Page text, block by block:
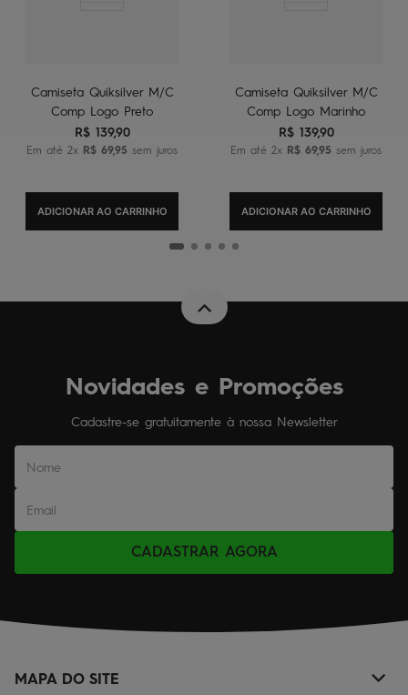
Camiseta Quiksilver M/C
Comp Logo Preto
R$ 139,90
Em até 2x R$ 69,95 sem juros
ADICIONAR AO CARRINHO
Camiseta Quiksilver M/C
Comp Logo Marinho
R$ 139,90
Em até 2x R$ 69,95 sem juros
ADICIONAR AO CARRINHO
Novidades e Promoções
Cadastre-se gratuitamente à nossa Newsletter
CADASTRAR AGORA
MAPA DO SITE